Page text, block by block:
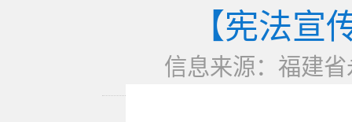
【宪法宣
信息来源：福建